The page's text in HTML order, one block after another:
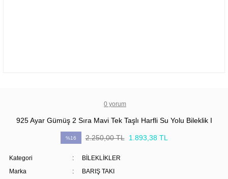
0 yorum
925 Ayar Gümüş 2 Sıra Mavi Tek Taşlı Harfli Su Yolu Bileklik I
%16 2.250,00 TL 1.893,38 TL
Kategori
BİLEKLİKLER
Marka
BARIŞ TAKI